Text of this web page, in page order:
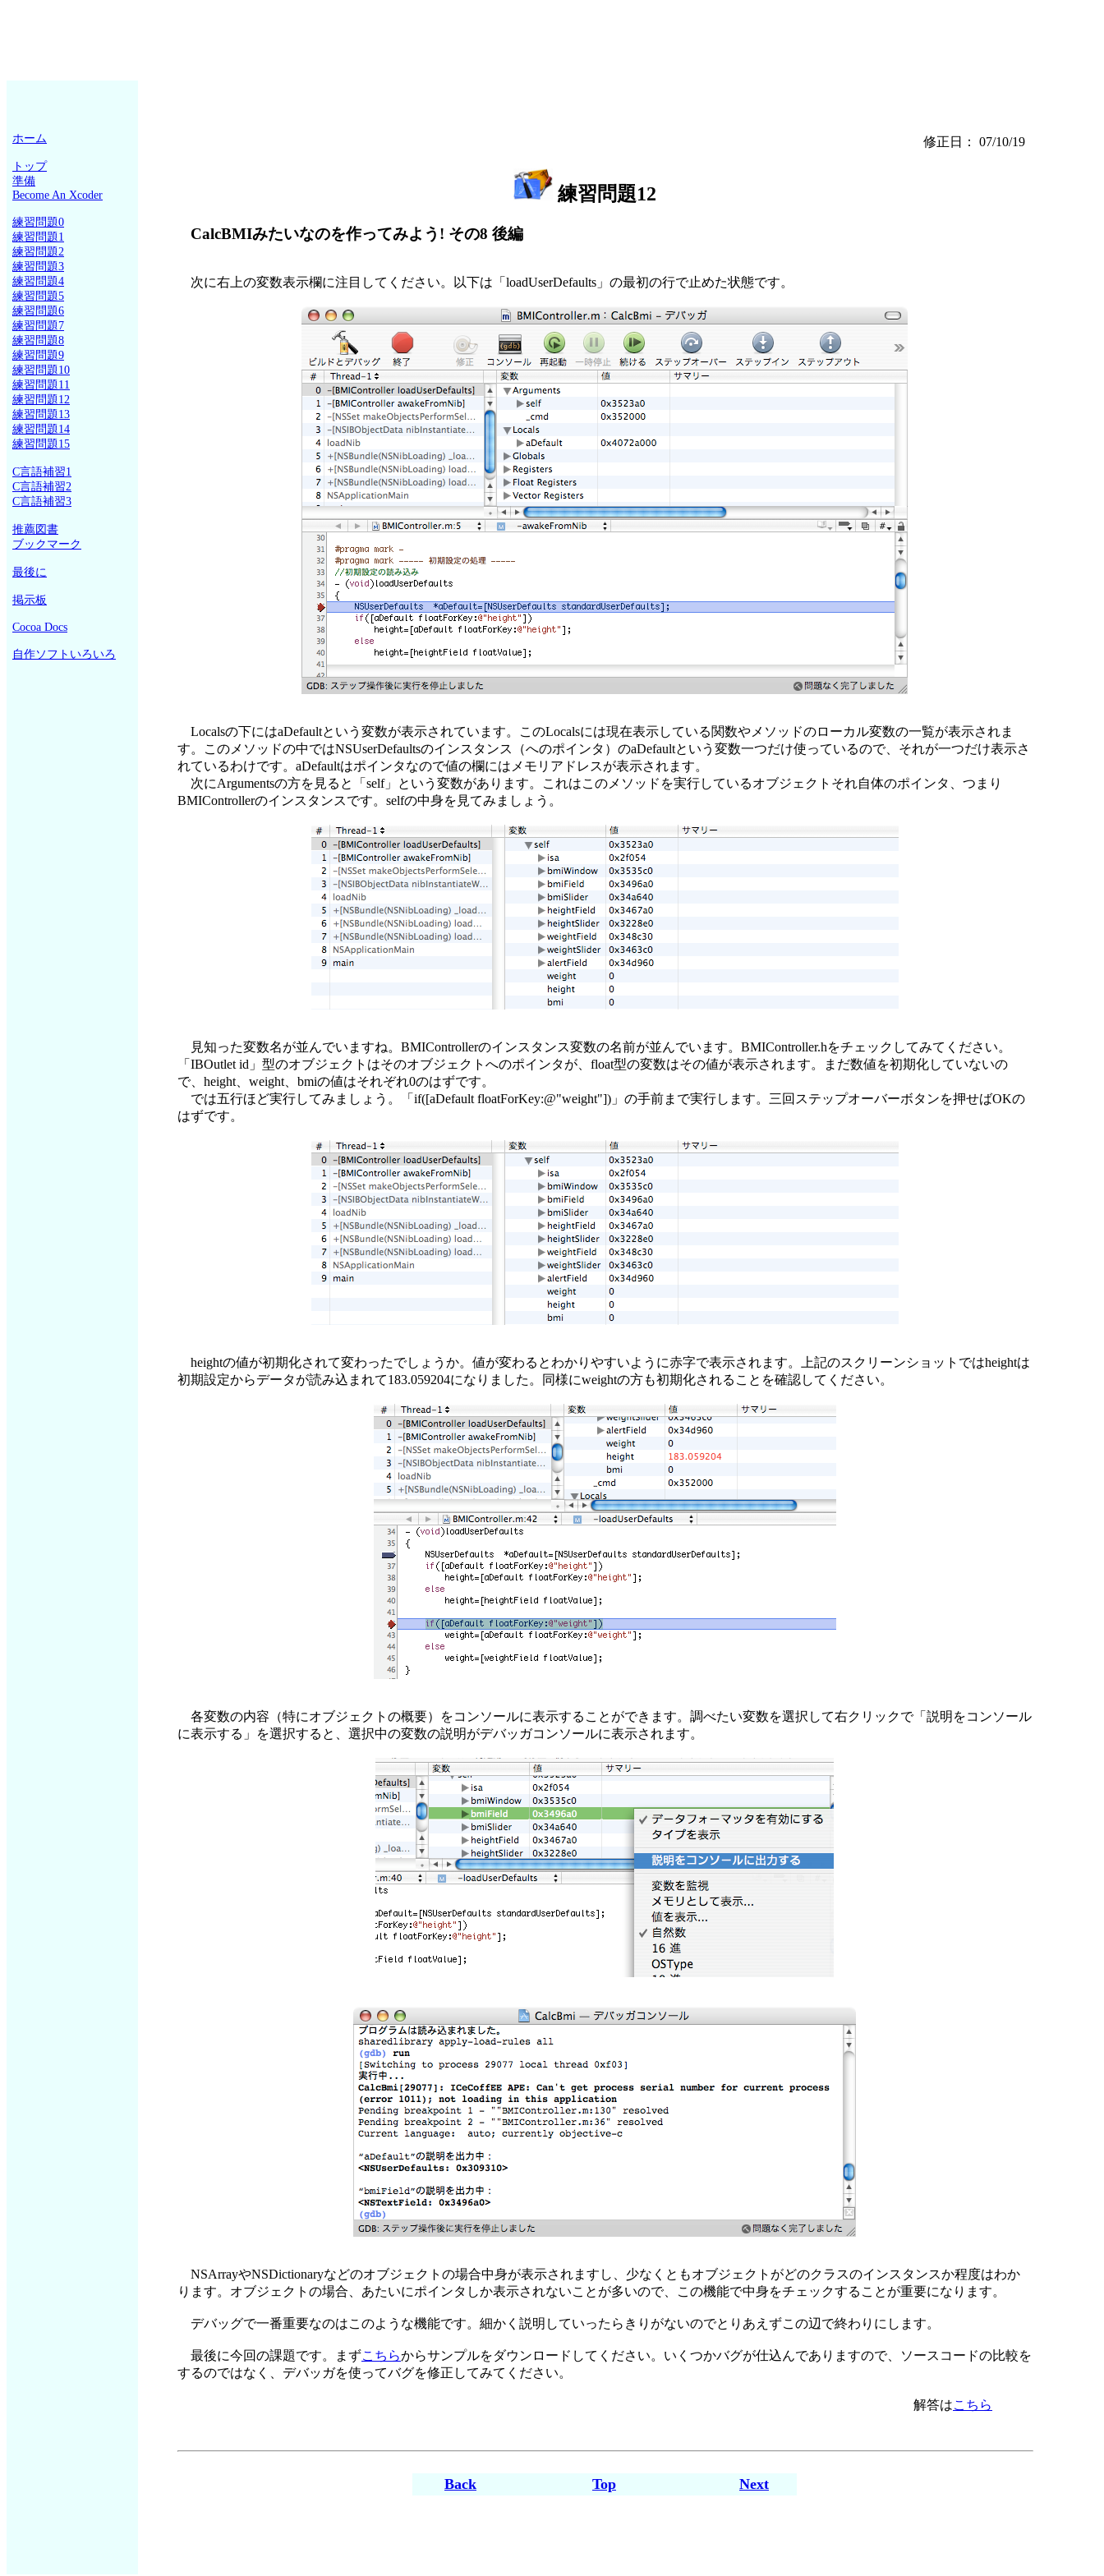
ホーム
トップ
準備
Become An Xcoder
練習問題0
練習問題1
練習問題2
練習問題3
練習問題4
練習問題5
練習問題6
練習問題7
練習問題8
練習問題9
練習問題10
練習問題11
練習問題12
練習問題13
練習問題14
練習問題15
C言語補習1
C言語補習2
C言語補習3
推薦図書
ブックマーク
最後に
掲示板
Cocoa Docs
自作ソフトいろいろ
修正日： 07/10/19
練習問題12
CalcBMIみたいなのを作ってみよう! その8 後編
次に右上の変数表示欄に注目してください。以下は「loadUserDefaults」の最初の行で止めた状態です。
Localsの下にはaDefaultという変数が表示されています。このLocalsには現在表示している関数やメソッドのローカル変数の一覧が表示されま
す。このメソッドの中ではNSUserDefaultsのインスタンス（へのポインタ）のaDefaultという変数一つだけ使っているので、それが一つだけ表示さ
れているわけです。aDefaultはポインタなので値の欄にはメモリアドレスが表示されます。
次にArgumentsの方を見ると「self」という変数があります。これはこのメソッドを実行しているオブジェクトそれ自体のポインタ、つまり
BMIControllerのインスタンスです。selfの中身を見てみましょう。
見知った変数名が並んでいますね。BMIControllerのインスタンス変数の名前が並んでいます。BMIController.hをチェックしてみてください。
「IBOutlet id」型のオブジェクトはそのオブジェクトへのポインタが、float型の変数はその値が表示されます。まだ数値を初期化していないの
で、height、weight、bmiの値はそれぞれ0のはずです。
では五行ほど実行してみましょう。「if([aDefault floatForKey:@"weight"])」の手前まで実行します。三回ステップオーバーボタンを押せばOKの
はずです。
heightの値が初期化されて変わったでしょうか。値が変わるとわかりやすいように赤字で表示されます。上記のスクリーンショットではheightは
初期設定からデータが読み込まれて183.059204になりました。同様にweightの方も初期化されることを確認してください。
各変数の内容（特にオブジェクトの概要）をコンソールに表示することができます。調べたい変数を選択して右クリックで「説明をコンソール
に表示する」を選択すると、選択中の変数の説明がデバッガコンソールに表示されます。
NSArrayやNSDictionaryなどのオブジェクトの場合中身が表示されますし、少なくともオブジェクトがどのクラスのインスタンスか程度はわか
ります。オブジェクトの場合、あたいにポインタしか表示されないことが多いので、この機能で中身をチェックすることが重要になります。
デバッグで一番重要なのはこのような機能です。細かく説明していったらきりがないのでとりあえずこの辺で終わりにします。
最後に今回の課題です。まずこちらからサンプルをダウンロードしてください。いくつかバグが仕込んでありますので、ソースコードの比較を
するのではなく、デバッガを使ってバグを修正してみてください。
解答はこちら
Back Top Next